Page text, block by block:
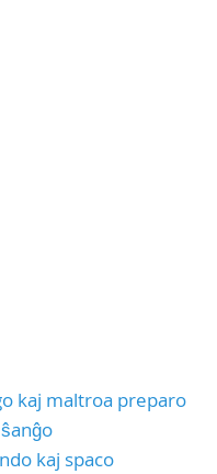
kaj maltroa preparo
kaj spaco